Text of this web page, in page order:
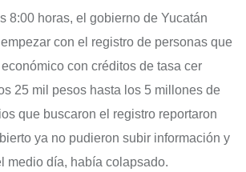
8:00 horas, el gobierno de Yucatán
con el registro de personas que
con créditos de tasa cer
25 mil pesos hasta los 5 millones de
que buscaron el registro reportaron
ya no pudieron subir información y
medio día, había colapsado.